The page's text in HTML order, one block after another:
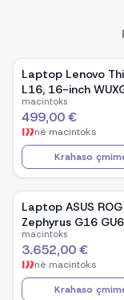
Laptop Lenovo
L16, 16-inch
AMD Ryzen 5 Pro-
16GB Ram DDR5,
SSD - Black
macintoks
499,00 €
në macintoks
Krahaso
Laptop ASUS ROG
Zephyrus G16
TB041W, 16-inch
Intel Core Ultra 9
NVIDIA GeForce RTX
5070, 32GB RAM,
macintoks
3.652,00 €
në macintoks
Krahaso